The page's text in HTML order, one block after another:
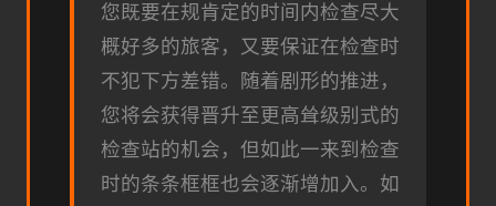
您既要在规肯定的时间内检查尽大
概好多的旅客，又要保证在检查时
不犯下方差错。随着剧形的推进，
您将会获得晋升至更高耸级别式的
检查站的机会，但如此一来到检查
时的条条框框也会逐渐增加入。如